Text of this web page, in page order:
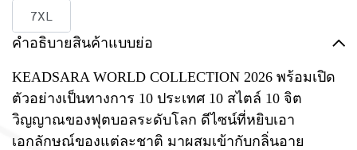
7XL
คำอธิบายสินค้าแบบย่อ
KEADSARA WORLD COLLECTION 2026 พร้อมเปิด
ตัวอย่างเป็นทางการ 10 ประเทศ 10 สไตล์ 10 จิต
วิญญาณของฟุตบอลระดับโลก ดีไซน์ที่หยิบเอา
เอกลักษณ์ของแต่ละชาติ มาผสมเข้ากับกลิ่นอาย